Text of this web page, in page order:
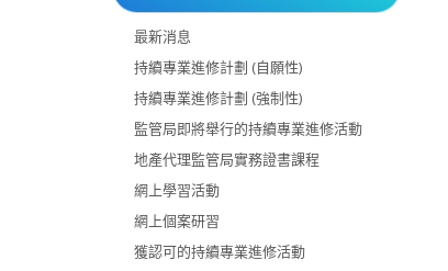
最新消息
持續專業進修計劃 (自願性)
持續專業進修計劃 (強制性)
監管局即將舉行的持續專業進修活動
地產代理監管局實務證書課程
網上學習活動
網上個案研習
獲認可的持續專業進修活動